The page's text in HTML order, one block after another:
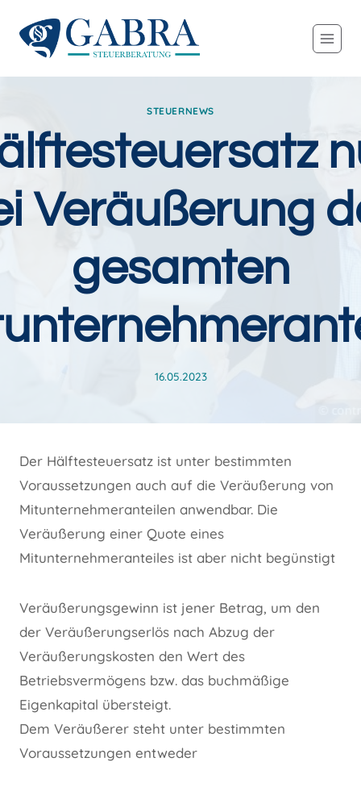
Inhalt
springen
STEUERNEWS
Veräußerung
gesamten
16.05.2023
Der Hälftesteuersatz ist unter bestimmten
Voraussetzungen auch auf die Veräußerung von
Mitunternehmeranteilen anwendbar. Die
Veräußerung einer Quote eines
Mitunternehmeranteiles ist aber nicht begünstigt
Veräußerungsgewinn ist jener Betrag, um den
der Veräußerungserlös nach Abzug der
Veräußerungskosten den Wert des
Betriebsvermögens bzw. das buchmäßige
Eigenkapital übersteigt.
Dem Veräußerer steht unter bestimmten
Voraussetzungen entweder